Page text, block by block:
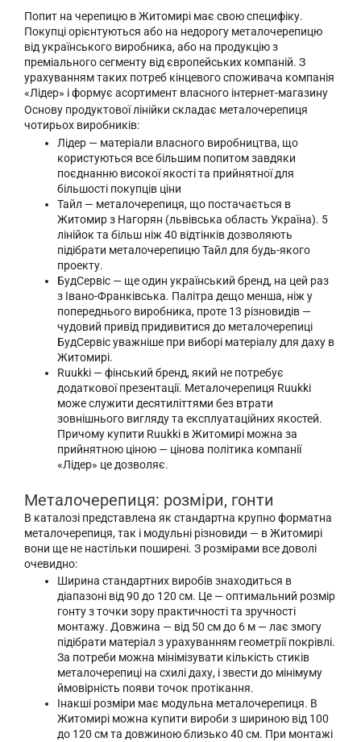
Попит на черепицю в Житомирі має свою специфіку.
Покупці орієнтуються або на недорогу металочерепицю
від українського виробника, або на продукцію з
преміального сегменту від європейських компаній. З
урахуванням таких потреб кінцевого споживача компанія
«Лідер» і формує асортимент власного інтернет-магазину
Основу продуктової лінійки складає металочерепиця
чотирьох виробників:
Лідер — матеріали власного виробництва, що
користуються все більшим попитом завдяки
поєднанню високої якості та прийнятної для
більшості покупців ціни
Тайл — металочерепиця, що постачається в
Житомир з Нагорян (львівська область Україна). 5
лінійок та більш ніж 40 відтінків дозволяють
підібрати металочерепицю Тайл для будь-якого
проекту.
БудСервіс — ще один український бренд, на цей раз
з Івано-Франківська. Палітра дещо менша, ніж у
попереднього виробника, проте 13 різновидів —
чудовий привід придивитися до металочерепиці
БудСервіс уважніше при виборі матеріалу для даху в
Житомирі.
Ruukki — фінський бренд, який не потребує
додаткової презентації. Металочерепиця Ruukki
може служити десятиліттями без втрати
зовнішнього вигляду та експлуатаційних якостей.
Причому купити Ruukki в Житомирі можна за
прийнятною ціною — цінова політика компанії
«Лідер» це дозволяє.
Металочерепиця: розміри, гонти
В каталозі представлена як стандартна крупно форматна
металочерепиця, так і модульні різновиди — в Житомирі
вони ще не настільки поширені. З розмірами все доволі
очевидно:
Ширина стандартних виробів знаходиться в
діапазоні від 90 до 120 см. Це — оптимальний розмір
гонту з точки зору практичності та зручності
монтажу. Довжина — від 50 см до 6 м — лає змогу
підібрати матеріал з урахуванням геометрії покрівлі.
За потреби можна мінімізувати кількість стиків
металочерепиці на схилі даху, і звести до мінімуму
ймовірність появи точок протікання.
Інакші розміри має модульна металочерепиця. В
Житомирі можна купити вироби з шириною від 100
до 120 см та довжиною близько 40 см. При монтажі